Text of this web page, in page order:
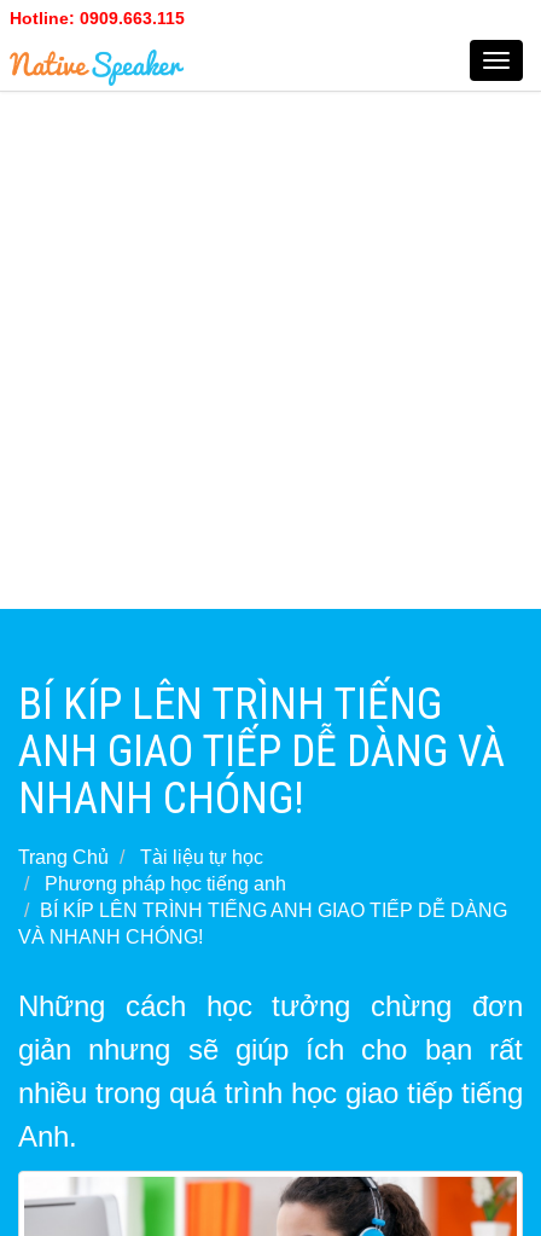
Hotline: 0909.663.115
BÍ KÍP LÊN TRÌNH TIẾNG
ANH GIAO TIẾP DỄ DÀNG VÀ
NHANH CHÓNG!
Trang Chủ
Tài liệu tự học
Phương pháp học tiếng anh
BÍ KÍP LÊN TRÌNH TIẾNG ANH GIAO TIẾP DỄ DÀNG
VÀ NHANH CHÓNG!
Những cách học tưởng chừng đơn
giản nhưng sẽ giúp ích cho bạn rất
nhiều trong quá trình học giao tiếp tiếng
Anh.